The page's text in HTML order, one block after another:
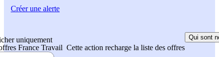
uniquement
France Travail Cette action recharge la liste des offres
Qui sont
Créer une alerte